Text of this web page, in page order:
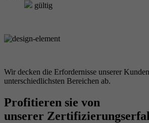
gültig
Wir decken die Erfordernisse unserer
unterschiedlichsten Bereichen ab.
Profitieren sie von
unserer